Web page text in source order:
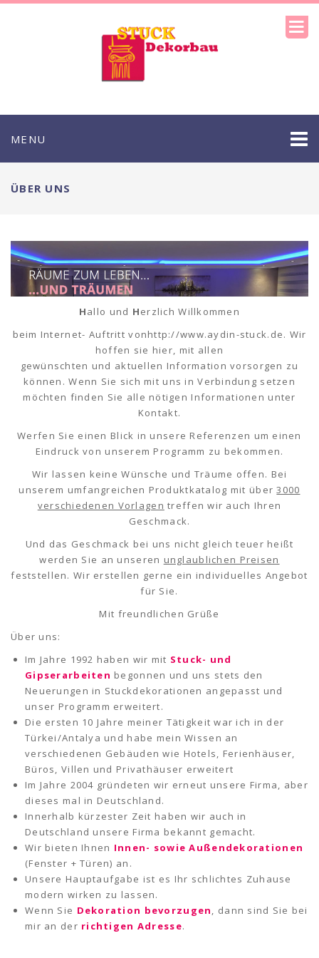
MENU
ÜBER UNS
Hallo und Herzlich Willkommen
beim Internet- Auftritt vonhttp://www.aydin-stuck.de. Wir
hoffen sie hier, mit allen
gewünschten und aktuellen Information vorsorgen zu
können. Wenn Sie sich mit uns in Verbindung setzen
möchten finden Sie alle nötigen Informationen unter
Kontakt.
Werfen Sie einen Blick in unsere Referenzen um einen
Eindruck von unserem Programm zu bekommen.
Wir lassen keine Wünsche und Träume offen. Bei
unserem umfangreichen Produktkatalog mit über3000
verschiedenen Vorlagen treffen wir auch Ihren
Geschmack.
Und das Geschmack bei uns nicht gleich teuer heißt
werden Sie an unseren unglaublichen Preisen
feststellen. Wir erstellen gerne ein individuelles Angebot
für Sie.
Mit freundlichen Grüße
Über uns:
Im Jahre 1992 haben wir mit Stuck- und
Gipserarbeiten begonnen und uns stets den
Neuerungen in Stuckdekorationen angepasst und
unser Programm erweitert.
Die ersten 10 Jahre meiner Tätigkeit war ich in der
Türkei/Antalya und habe mein Wissen an
verschiedenen Gebäuden wie Hotels, Ferienhäuser,
Büros, Villen und Privathäuser erweitert
Im Jahre 2004 gründeten wir erneut unsere Firma, aber
dieses mal in Deutschland.
Innerhalb kürzester Zeit haben wir auch in
Deutschland unsere Firma bekannt gemacht.
Wir bieten Ihnen Innen- sowie Außendekorationen
(Fenster + Türen) an.
Unsere Hauptaufgabe ist es Ihr schlichtes Zuhause
modern wirken zu lassen.
Wenn Sie Dekoration bevorzugen, dann sind Sie bei
mir an der richtigen Adresse.